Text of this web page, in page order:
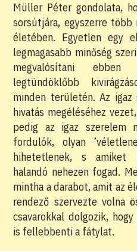
Müller Péter gondolata,
sorsútjára, egyszerre
életében. Egyetlen egy
legmagasabb minőség
megvalósítani
legtündöklőbb
minden területén. Az igaz
hivatás megéléséhez
pedig az igaz szerelem
fordulók, olyan
hihetetlenek, s amiket
halandó nehezen fogad.
mintha a darabot, amit az
rendező szervezte volna
csavarokkal dolgozik,
is fellebbenti a fátylat.